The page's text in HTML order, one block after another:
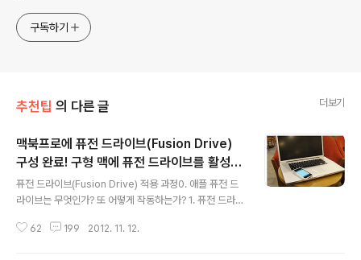
구독하기
추천팁 의 다른 글 더보기
맥북프로에 퓨전 드라이브(Fusion Drive)
구성 완료! 구형 맥에 퓨전 드라이브를 활성화
하는 자세한 방법 소개
퓨전 드라이브(Fusion Drive) 적용 과정0. 애플 퓨전 드
라이브는 무엇인가? 또 어떻게 작동하는가? 1. 퓨전 드라이
하는 자세한 방법 소개 ⬅ 이번글 3. 퓨전 드라이브 사용기
62 199 2012. 11. 12.